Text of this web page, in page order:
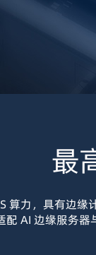
最
算力，具有边
配 AI 边缘服务